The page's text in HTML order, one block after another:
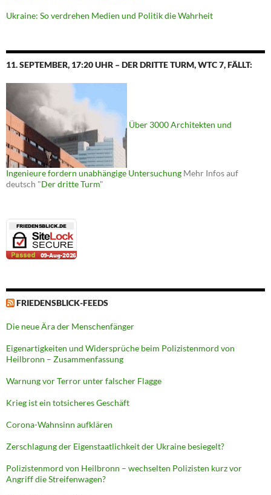
Ukraine: So verdrehen Medien und Politik die Wahrheit
11. SEPTEMBER, 17:20 UHR – DER DRITTE TURM, WTC 7, FÄLLT:
Über 3000 Architekten und
Ingenieure fordern unabhängige Untersuchung Mehr Infos auf
deutsch "Der dritte Turm"
FRIEDENSBLICK-FEEDS
Die neue Ära der Menschenfänger
Eigenartigkeiten und Widersprüche beim Polizistenmord von
Heilbronn – Zusammenfassung
Warnung vor Terror unter falscher Flagge
Krieg ist ein totsicheres Geschäft
Corona-Wahnsinn aufklären
Zerschlagung der Eigenstaatlichkeit der Ukraine besiegelt?
Polizistenmord von Heilbronn – wechselten Polizisten kurz vor
Angriff die Streifenwagen?